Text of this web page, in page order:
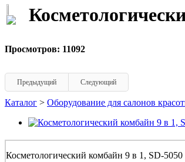
Просмотров: 11092
Предыдущий Следующий
Каталог > Оборудование для салонов
Косметологический комбайн 9 в 1, SD-5050